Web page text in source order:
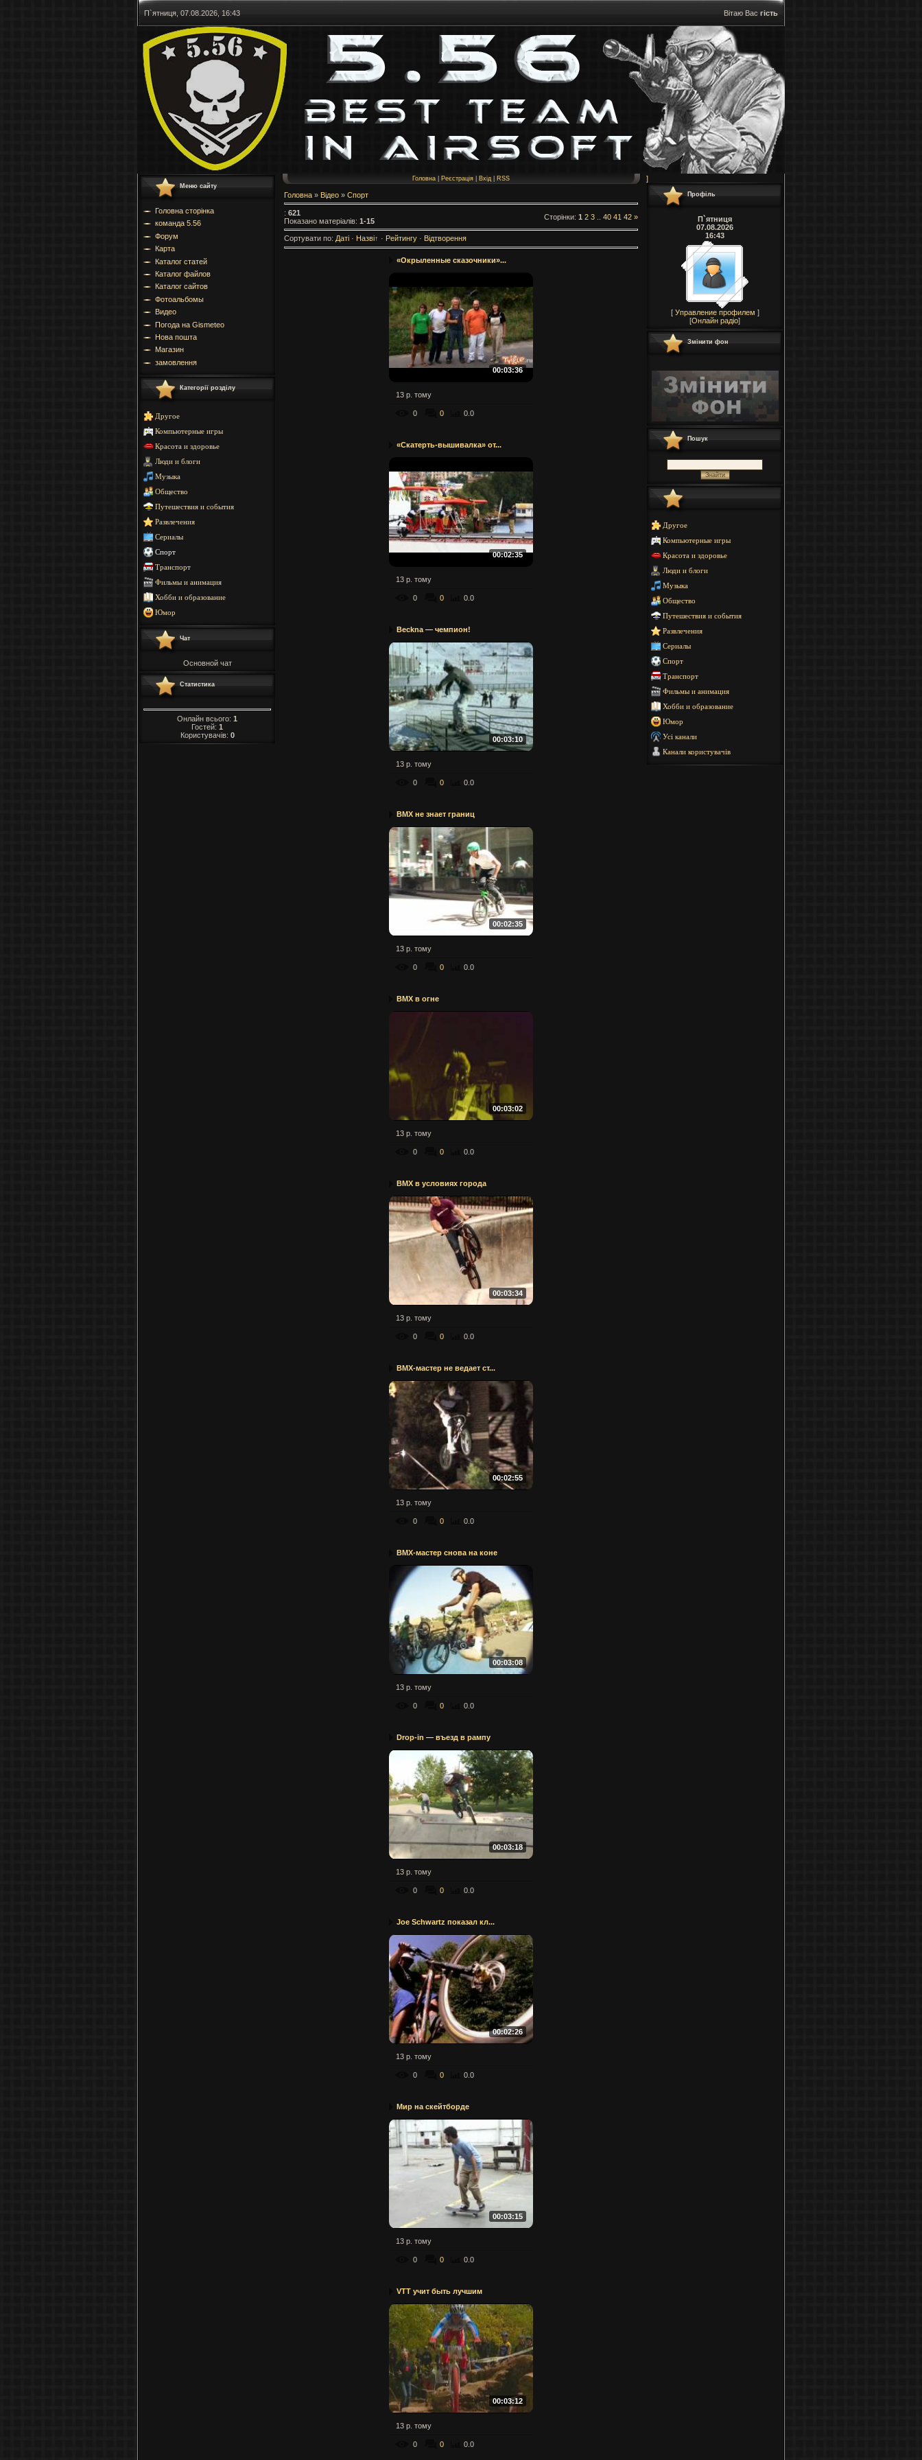
П`ятниця, 07.08.2026, 16:43 Вітаю Вас гість
Меню сайту
Головна сторінка
команда 5.56
Форум
Карта
Каталог статей
Каталог файлов
Каталог сайтов
Фотоальбомы
Видео
Погода на Gismeteo
Нова пошта
Магазин
замовлення
Категорії розділу
Другое
Компьютерные игры
Красота и здоровье
Люди и блоги
Музыка
Общество
Путешествия и события
Развлечения
Сериалы
Спорт
Транспорт
Фильмы и анимация
Хобби и образование
Юмор
Чат
Основной чат
Статистика
Онлайн всього: 1
Гостей: 1
Користувачів: 0
Головна Реєстрація Вхід RSS
Головна » Відео » Спорт
: 621
Показано матеріалів: 1-15 Сторінки: 1 2 3 40 41 42 »
Сортувати по: Даті · Назві↑ · Рейтингу · Відтворення
«Окрыленные сказочники»...
00:03:36
13 р. тому
0 0 0.0
«Скатерть-вышивалка» от...
00:02:35
13 р. тому
0 0 0.0
Beckna — чемпион!
00:03:10
13 р. тому
0 0 0.0
BMX не знает границ
00:02:35
13 р. тому
0 0 0.0
BMX в огне
00:03:02
13 р. тому
0 0 0.0
BMX в условиях города
00:03:34
13 р. тому
0 0 0.0
BMX-мастер не ведает ст...
00:02:55
13 р. тому
0 0 0.0
BMX-мастер снова на коне
00:03:08
13 р. тому
0 0 0.0
Drop-in — въезд в рампу
00:03:18
13 р. тому
0 0 0.0
Joe Schwartz показал кл...
00:02:26
13 р. тому
0 0 0.0
Mир на скейтборде
00:03:15
13 р. тому
0 0 0.0
VTT учит быть лучшим
00:03:12
13 р. тому
0 0 0.0
]
Профіль
П`ятниця
07.08.2026
16:43
[ Управление профилем ]
[Онлайн радіо]
Змінити фон
Пошук
Другое
Компьютерные игры
Красота и здоровье
Люди и блоги
Музыка
Общество
Путешествия и события
Развлечения
Сериалы
Спорт
Транспорт
Фильмы и анимация
Хобби и образование
Юмор
Усі канали
Канали користувачів